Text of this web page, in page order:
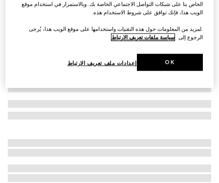
الخاص بنا على شبكات التواصل الاجتماعي الخاصة بك. وبالاستمرار في استخدام موقع
الويب هذا، فإنك توافق على شروط الاستخدام هذه.
.لمزيد من المعلومات حول هذه التقنيات واستخدامها على موقع الويب هذا، يُرجى
الرجوع إلى سياسة ملفات تعريف الارتباط
إعدادات ملف تعريف الارتباط OK